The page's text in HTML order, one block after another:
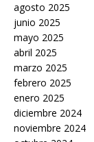
agosto 2025
junio 2025
mayo 2025
abril 2025
marzo 2025
febrero 2025
enero 2025
diciembre 2024
noviembre 2024